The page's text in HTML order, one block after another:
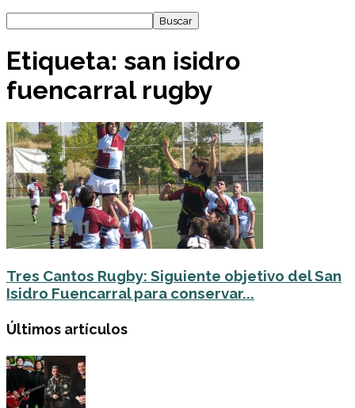
Etiqueta: san isidro
fuencarral rugby
Tres Cantos Rugby: Siguiente objetivo del San
Isidro Fuencarral para conservar...
Últimos artículos